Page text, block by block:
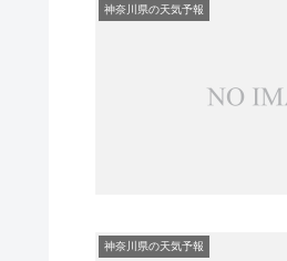
神奈川県の天気予報
神奈川県の天気予報